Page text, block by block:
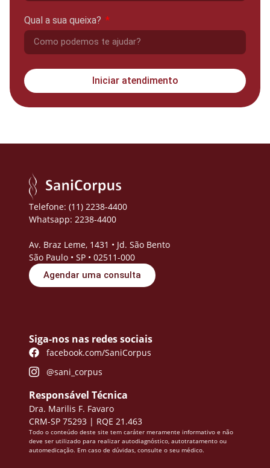
Qual a sua queixa?
Iniciar atendimento
Telefone: (11) 2238-4400
Whatsapp: 2238-4400
Av. Braz Leme, 1431 • Jd. São Bento
São Paulo • SP • 02511-000
Agendar uma consulta
Siga-nos nas redes sociais
facebook.com/SaniCorpus
@sani_corpus
Responsável Técnica
Dra. Marilis F. Favaro
CRM-SP 75293 | RQE 21.463
Todo o conteúdo deste site tem caráter meramente informativo e não
deve ser utilizado para realizar autodiagnóstico, autotratamento ou
automedicação. Em caso de dúvidas, consulte o seu médico.